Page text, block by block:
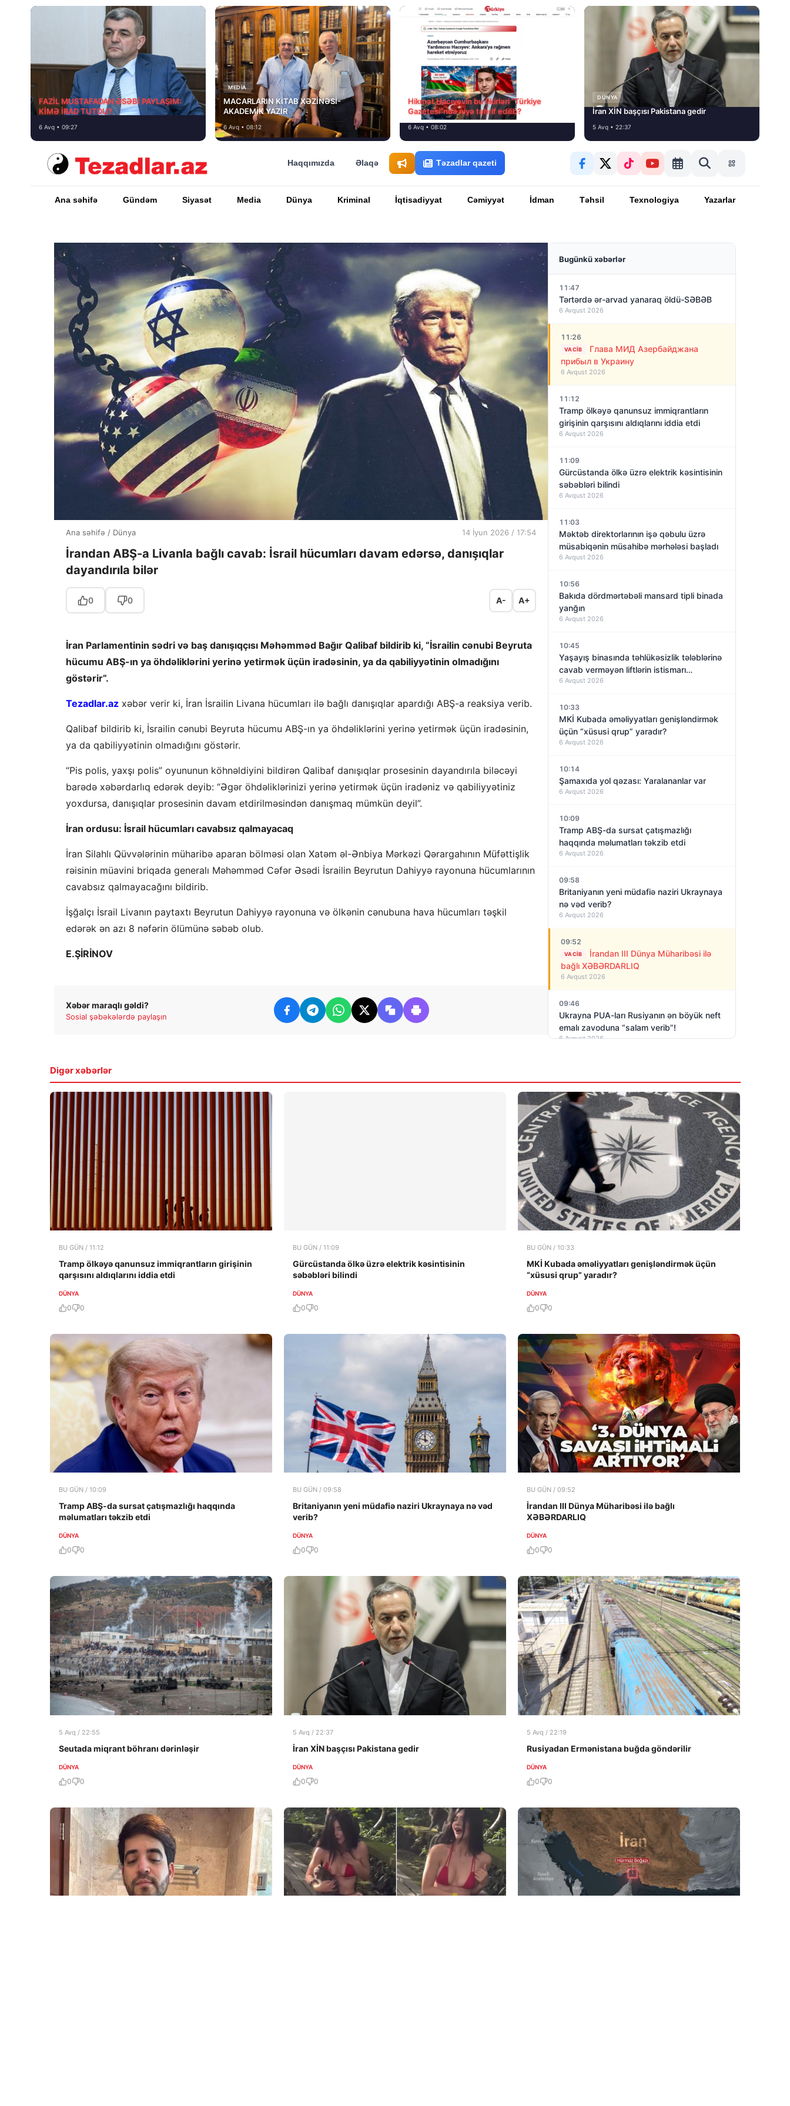
FAZİL MUSTAFADAN ƏSƏBİ PAYLAŞIM:
KİMƏ İRAD TUTDU?
6 Avq • 09:27
MEDİA
MACARLARIN KİTAB XƏZİNƏSİ-
AKADEMİK YAZIR
6 Avq • 08:12
Hikmət Hacıyevin bu fikirləri “Türkiye
Gazetesi”ndə niyə təhrif edilib?
6 Avq • 08:02
DÜNYA
İran XİN başçısı Pakistana gedir
5 Avq • 22:37
Haqqımızda Əlaqə Təzadlar qazeti
Ana səhifə Gündəm Siyasət Media Dünya Kriminal İqtisadiyyat Cəmiyyət İdman Təhsil Texnologiya Yazarlar
Ana səhifə / Dünya 14 İyun 2026 / 17:54
İrandan ABŞ-a Livanla bağlı cavab: İsrail hücumları davam edərsə, danışıqlar
dayandırıla bilər
0 0 A- A+
İran Parlamentinin sədri və baş danışıqçısı Məhəmməd Bağır Qalibaf bildirib ki, “İsrailin cənubi Beyruta
hücumu ABŞ-ın ya öhdəliklərini yerinə yetirmək üçün iradəsinin, ya da qabiliyyətinin olmadığını
göstərir”.
Tezadlar.az xəbər verir ki, İran İsrailin Livana hücumları ilə bağlı danışıqlar apardığı ABŞ-a reaksiya verib.
Qalibaf bildirib ki, İsrailin cənubi Beyruta hücumu ABŞ-ın ya öhdəliklərini yerinə yetirmək üçün iradəsinin,
ya da qabiliyyətinin olmadığını göstərir.
“Pis polis, yaxşı polis” oyununun köhnəldiyini bildirən Qalibaf danışıqlar prosesinin dayandırıla biləcəyi
barədə xəbərdarlıq edərək deyib: “Əgər öhdəliklərinizi yerinə yetirmək üçün iradəniz və qabiliyyətiniz
yoxdursa, danışıqlar prosesinin davam etdirilməsindən danışmaq mümkün deyil”.
İran ordusu: İsrail hücumları cavabsız qalmayacaq
İran Silahlı Qüvvələrinin müharibə aparan bölməsi olan Xatəm əl-Ənbiya Mərkəzi Qərargahının Müfəttişlik
rəisinin müavini briqada generalı Məhəmməd Cəfər Əsədi İsrailin Beyrutun Dahiyyə rayonuna hücumlarının
cavabsız qalmayacağını bildirib.
İşğalçı İsrail Livanın paytaxtı Beyrutun Dahiyyə rayonuna və ölkənin cənubuna hava hücumları təşkil
edərək ən azı 8 nəfərin ölümünə səbəb olub.
E.ŞİRİNOV
Xəbər maraqlı gəldi?
Sosial şəbəkələrdə paylaşın
Bugünkü xəbərlər
11:47
Tərtərdə ər-arvad yanaraq öldü-SƏBƏB
6 Avqust 2026
11:26
VACIB
Глава МИД Азербайджана
прибыл в Украину
6 Avqust 2026
11:12
Tramp ölkəyə qanunsuz immiqrantların
girişinin qarşısını aldıqlarını iddia etdi
6 Avqust 2026
11:09
Gürcüstanda ölkə üzrə elektrik kəsintisinin
səbəbləri bilindi
6 Avqust 2026
11:03
Məktəb direktorlarının işə qəbulu üzrə
müsabiqənin müsahibə mərhələsi başladı
6 Avqust 2026
10:56
Bakıda dördmərtəbəli mansard tipli binada
yanğın
6 Avqust 2026
10:45
Yaşayış binasında təhlükəsizlik tələblərinə
cavab verməyən liftlərin istismarı
dayandırıldı – VİDEO
6 Avqust 2026
10:33
MKİ Kubada əməliyyatları genişləndirmək
üçün “xüsusi qrup” yaradır?
6 Avqust 2026
10:14
Şamaxıda yol qəzası: Yaralananlar var
6 Avqust 2026
10:09
Tramp ABŞ-da sursat çatışmazlığı
haqqında məlumatları təkzib etdi
6 Avqust 2026
09:58
Britaniyanın yeni müdafiə naziri Ukraynaya
nə vəd verib?
6 Avqust 2026
09:52
VACIB
İrandan III Dünya Müharibəsi ilə
bağlı XƏBƏRDARLIQ
6 Avqust 2026
09:46
Ukrayna PUA-ları Rusiyanın ən böyük neft
emalı zavoduna “salam verib”!
6 Avqust 2026
6 Avqust 2026
FAZİL MUSTAFADAN ƏSƏBİ
PAYLAŞIM: KİMƏ İRAD TUTDU?
6 Avqust 2026
Digər xəbərlər
BU GÜN / 11:12
Tramp ölkəyə qanunsuz immiqrantların girişinin
qarşısını aldıqlarını iddia etdi
DÜNYA
0 0
BU GÜN / 11:09
Gürcüstanda ölkə üzrə elektrik kəsintisinin
səbəbləri bilindi
DÜNYA
0 0
BU GÜN / 10:33
MKİ Kubada əməliyyatları genişləndirmək üçün
“xüsusi qrup” yaradır?
DÜNYA
0 0
BU GÜN / 10:09
Tramp ABŞ-da sursat çatışmazlığı haqqında
məlumatları təkzib etdi
DÜNYA
0 0
BU GÜN / 09:58
Britaniyanın yeni müdafiə naziri Ukraynaya nə vəd
verib?
DÜNYA
0 0
BU GÜN / 09:52
İrandan III Dünya Müharibəsi ilə bağlı
XƏBƏRDARLIQ
DÜNYA
0 0
5 Avq / 22:55
Seutada miqrant böhranı dərinləşir
DÜNYA
0 0
5 Avq / 22:37
İran XİN başçısı Pakistana gedir
DÜNYA
0 0
5 Avq / 22:19
Rusiyadan Ermənistana buğda göndərilir
DÜNYA
0 0